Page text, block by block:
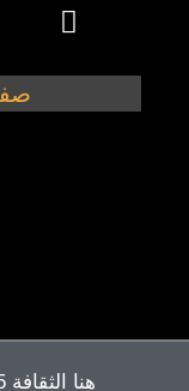
هنا الثقافة 2025 © جميع الحقوق محفوظة